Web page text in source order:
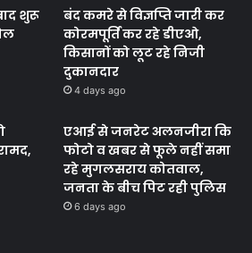
शुरू
बंद कमरे से विज्ञप्ति जारी कर
कोरमपूर्ति कर रहे डीएओ,
किसानों को लूट रहे निजी
दुकानदार
4 days ago
एआई से जनरेट अलनजीरा कि
फोटो व खबर से फूले नहीं समा
रहे मुगलसराय कोतवाल,
जनता के बीच पिट रही पुलिस
6 days ago